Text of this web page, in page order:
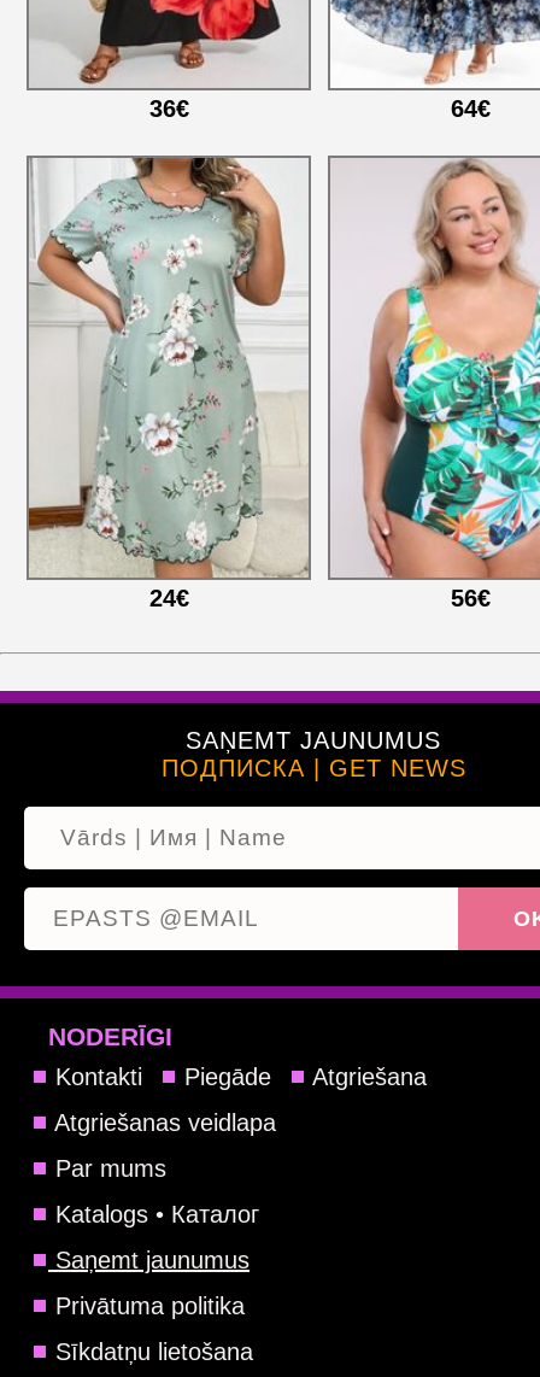
36€ 64€
24€ 56€
SAŅEMT JAUNUMUS
ПОДПИСКА | GET NEWS
NODERĪGI
Kontakti Piegāde
Atgriešana
Atgriešanas veidlapa
Par mums
Katalogs • Каталог
Saņemt jaunumus
Privātuma politika
Sīkdatņu lietošana